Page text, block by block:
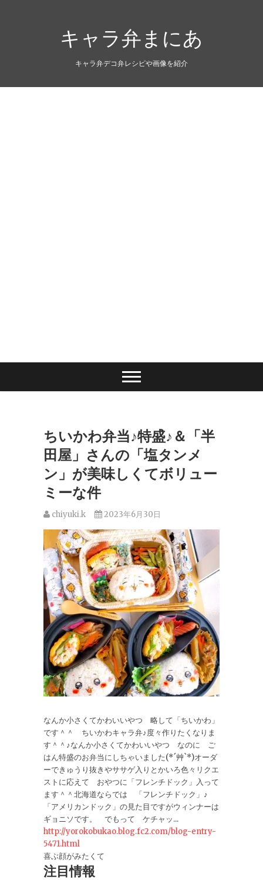
キャラ弁まにあ
キャラ弁デコ弁レシピや画像を紹介
ちいかわ弁当♪特盛♪＆「半
田屋」さんの「塩タンメ
ン」が美味しくてボリュー
ミーな件
chiyuki.k 2023年6月30日
なんか小さくてかわいいやつ 略して「ちいかわ」
です＾＾ ちいかわキャラ弁♪度々作りたくなりま
す＾＾♪なんか小さくてかわいいやつ なのに ご
はん特盛のお弁当にしちゃいました(*´艸`*)オーダ
ーできゅうり抜きやササゲ入りとかいろ色々リクエ
ストに応えて おやつに「フレンチドック」入って
ます＾＾北海道ならでは 「フレンチドック」♪
「アメリカンドック」の見た目ですがウィンナーは
ギョニソです。 でもって ケチャッ...
http://yorokobukao.blog.fc2.com/blog-entry-
5471.html
喜ぶ顔がみたくて
注目情報